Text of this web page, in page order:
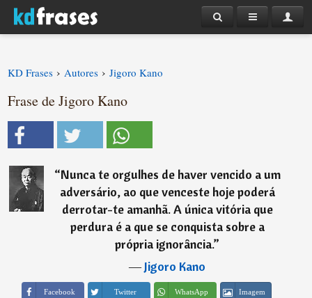
KD Frases › Autores › Jigoro Kano
Frase de Jigoro Kano
“Nunca te orgulhes de haver vencido a um
adversário, ao que venceste hoje poderá
derrotar-te amanhã. A única vitória que
perdura é a que se conquista sobre a
própria ignorância.”
―Jigoro Kano
Facebook Twitter WhatsApp Imagem